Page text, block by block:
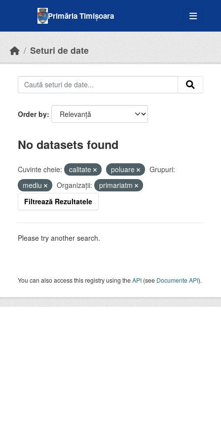
Primăria Timișoara
Seturi de date
Order by
No datasets found
Cuvinte cheie: calitate poluare
Grupuri:
mediu
Organizații:
primariatm
Filtrează Rezultatele
Please try another search.
You can also access this registry using theAPI (see Documente API).